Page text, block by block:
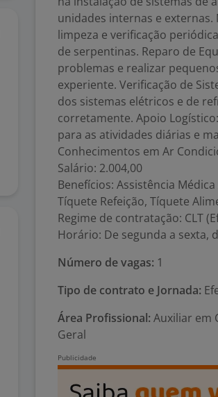
unidades internas e externas.
limpeza e verificação
de serpentinas. Reparo de
problemas e realizar
experiente. Verificação de
dos sistemas elétricos e de
corretamente. Apoio
para as atividades diárias e
Conhecimentos em Ar
Salário: 2.004,00
Benefícios: Assistência
Tíquete Refeição, Tíquete
Regime de contratação: CLT
Horário: De segunda a sexta,
Número de vagas: 1
Tipo de contrato e Jornada:
Área Profissional: Auxiliar em
Geral